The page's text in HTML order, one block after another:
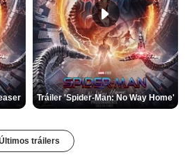
Tráiler 'Spider-Man: No Way Home'
tráilers